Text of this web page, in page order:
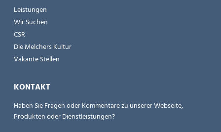
Leistungen
Wir Suchen
CSR
Die Melchers Kultur
Vakante Stellen
KONTAKT
Haben Sie Fragen oder Kommentare zu unserer Webseite,
Produkten oder Dienstleistungen?